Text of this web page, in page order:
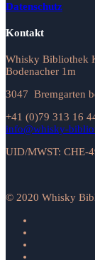
Datenschutz
Kontakt
Whisky Bibliothek
Bodenacher 1m
3047 Bremgarten
+41 (0)79 313 16
info@whisky-
UID/MWST: CHE-
© 2020 Whisky